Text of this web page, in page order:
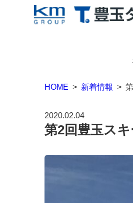
HOME > 新着情報 >
2020.02.04
第2回豊玉スキ